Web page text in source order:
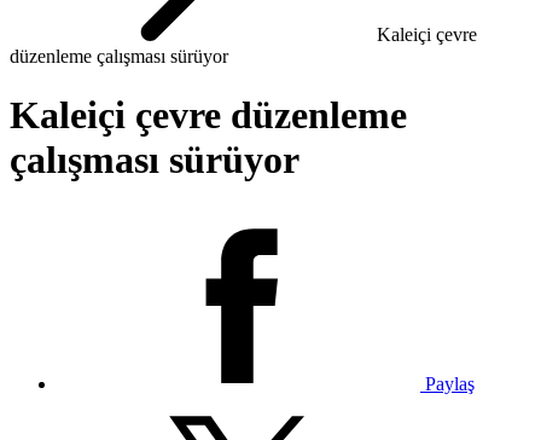
Kaleiçi çevre
düzenleme çalışması sürüyor
Kaleiçi çevre düzenleme
çalışması sürüyor
Paylaş